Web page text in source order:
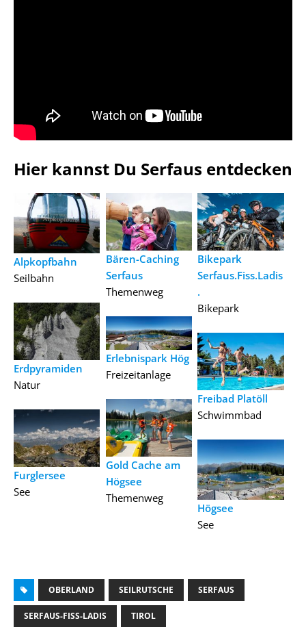
Hier kannst Du Serfaus entdecken
Alpkopfbahn
Seilbahn
Erdpyramiden
Natur
Furglersee
See
Bären-Caching
Serfaus
Themenweg
Erlebnispark Hög
Freizeitanlage
Gold Cache am
Högsee
Themenweg
Bikepark
Serfaus.Fiss.Ladis
.
Bikepark
Freibad Platöll
Schwimmbad
Högsee
See
OBERLAND SEILRUTSCHE SERFAUS
SERFAUS-FISS-LADIS TIROL